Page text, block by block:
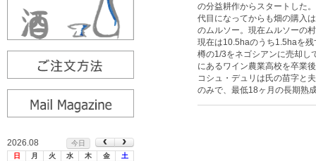
2026.08
今日
日
月 火 水 木 金
土
の分益耕作からスタートした
代目になってからも畑の購入
のムルソー。現在ムルソーの
現在は10.5haのうち1.5haを
樽の1/3をネゴシアンに売却し
にあるワイン農業高校を卒業
コシュ・デュリは氏の苗字と
のみで、最低18ヶ月の長期熟